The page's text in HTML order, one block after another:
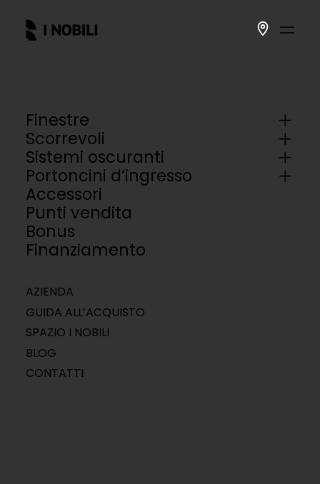
Finestre
Scorrevoli
Sistemi oscuranti
Portoncini d’ingresso
Accessori
Punti vendita
Bonus
Finanziamento
AZIENDA
GUIDA ALL’ACQUISTO
SPAZIO I NOBILI
BLOG
CONTATTI